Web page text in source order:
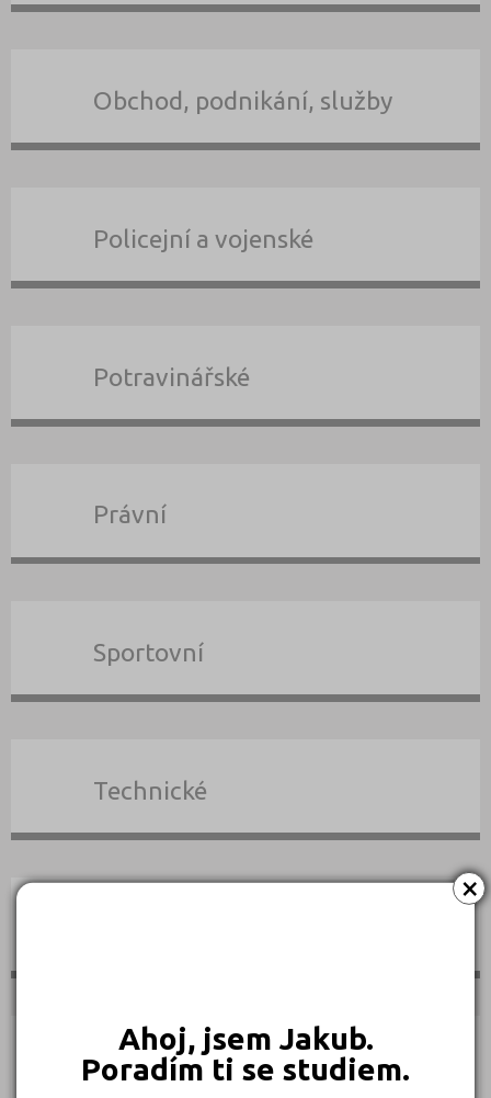
×
Ahoj, jsem Jakub.
Poradím ti se studiem.
Obchod, podnikání, služby
Policejní a vojenské
Potravinářské
Právní
Sportovní
Technické
Textilní a obuvnické